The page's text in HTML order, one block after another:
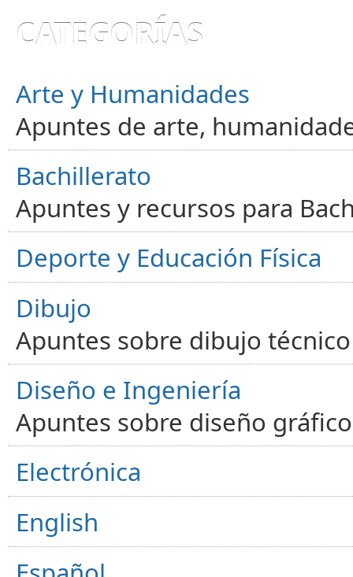
CATEGORÍAS
Arte y Humanidades
Apuntes de arte,
Bachillerato
Apuntes y recursos para
Deporte y Educación Física
Dibujo
Apuntes sobre dibujo
Diseño e Ingeniería
Apuntes sobre diseño
Electrónica
English